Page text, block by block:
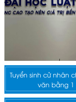
Tuyển sinh cử nhân
văn bằng 1